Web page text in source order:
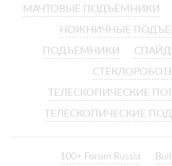
МАЧТОВЫЕ ПОДЪЕМНИКИ
НОЖНИЧНЫЕ
ПОДЪЕМНИКИ
ТЕЛЕСКОПИЧЕСКИЕ
ТЕЛЕСКОПИЧЕСКИЕ
100+ Forum Russia